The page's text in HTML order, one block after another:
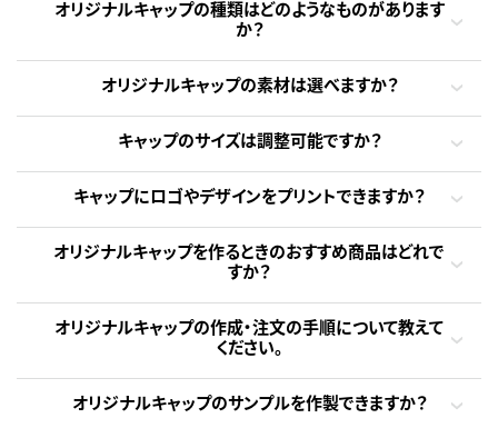
オリジナルキャップの種類はどのようなものがあります
か？
オリジナルキャップの素材は選べますか？
キャップのサイズは調整可能ですか？
キャップにロゴやデザインをプリントできますか？
オリジナルキャップを作るときのおすすめ商品はどれで
すか？
オリジナルキャップの作成・注文の手順について教えて
ください。
オリジナルキャップのサンプルを作製できますか？